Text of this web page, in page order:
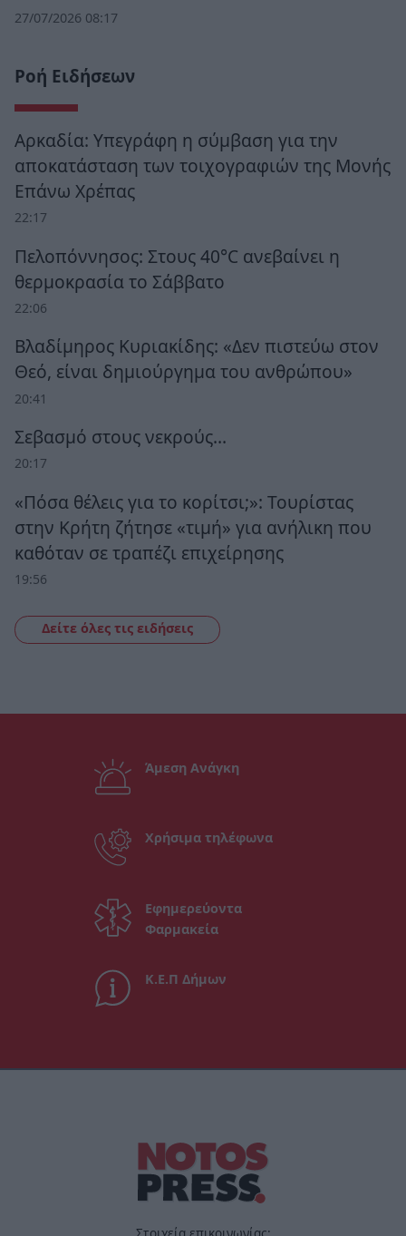
27/07/2026 08:17
Ροή Ειδήσεων
Αρκαδία: Υπεγράφη η σύμβαση για την
αποκατάσταση των τοιχογραφιών της Μονής
Επάνω Χρέπας
22:17
Πελοπόννησος: Στους 40°C ανεβαίνει η
θερμοκρασία το Σάββατο
22:06
Βλαδίμηρος Κυριακίδης: «Δεν πιστεύω στον
Θεό, είναι δημιούργημα του ανθρώπου»
20:41
Σεβασμό στους νεκρούς…
20:17
«Πόσα θέλεις για το κορίτσι;»: Τουρίστας
στην Κρήτη ζήτησε «τιμή» για ανήλικη που
καθόταν σε τραπέζι επιχείρησης
19:56
Δείτε όλες τις ειδήσεις
Άμεση Ανάγκη
Χρήσιμα τηλέφωνα
Εφημερεύοντα
Φαρμακεία
Κ.Ε.Π Δήμων